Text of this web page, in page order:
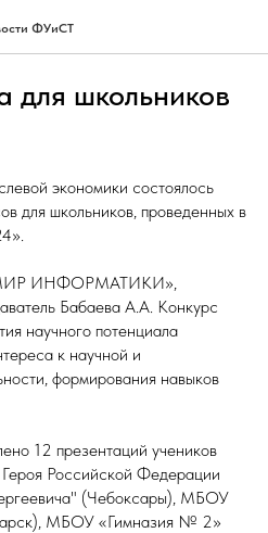
ФУиСТ
для школьников
экономики состоялось
для школьников, проведенных в
«МИР ИНФОРМАТИКИ»,
Бабаева А.А. Конкурс
научного потенциала
к научной и
формирования навыков
12 презентаций учеников
Российской Федерации
(Чебоксары), МБОУ
МБОУ «Гимназия № 2»